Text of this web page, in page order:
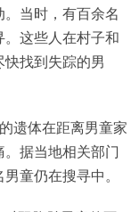
当时，有百余名
这些人在村子和
找到失踪的男
遗体在距离男童家
据当地相关部门
童仍在搜寻中。